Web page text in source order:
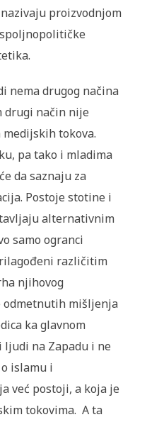
proizvodnjom
nema drugog načina
način nije
tokova.
pa tako i mladima
da saznaju za
Postoje stotine i
alternativnim
samo ogranci
različitim
njihovog
odmetnutih mišljenja
ka glavnom
ljudi na Zapadu i ne
islamu i
već postoji, a koja je
tokovima. A ta